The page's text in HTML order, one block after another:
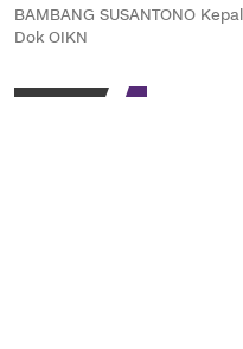
BAMBANG SUSANTONO
Dok OIKN